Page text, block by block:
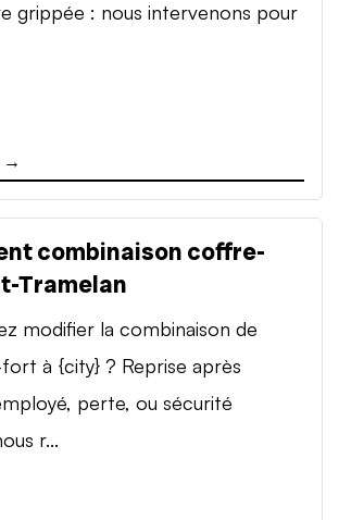
grippée : nous intervenons pour
→
combinaison coffre-
Tramelan
modifier la combinaison de
à {city} ? Reprise après
perte, ou sécurité
r...